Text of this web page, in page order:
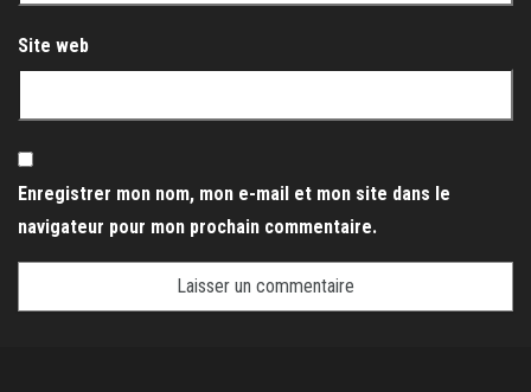
Site web
Enregistrer mon nom, mon e-mail et mon site dans le
navigateur pour mon prochain commentaire.